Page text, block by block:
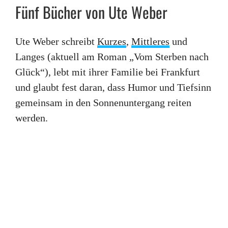
Fünf Bücher von Ute Weber
Ute Weber schreibt Kurzes, Mittleres und
Langes (aktuell am Roman „Vom Sterben nach
Glück“), lebt mit ihrer Familie bei Frankfurt
und glaubt fest daran, dass Humor und Tiefsinn
gemeinsam in den Sonnenuntergang reiten
werden.